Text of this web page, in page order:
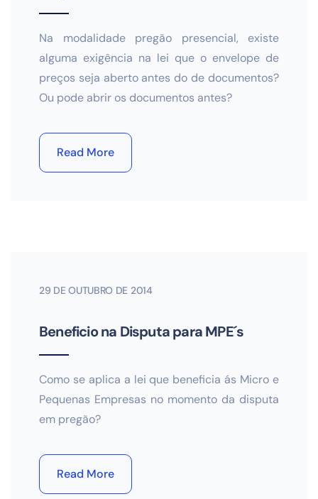
Na modalidade pregão presencial, existe
alguma exigência na lei que o envelope de
preços seja aberto antes do de documentos?
Ou pode abrir os documentos antes?
Read More
29 DE OUTUBRO DE 2014
Beneficio na Disputa para MPE´s
Como se aplica a lei que beneficia ás Micro e
Pequenas Empresas no momento da disputa
em pregão?
Read More